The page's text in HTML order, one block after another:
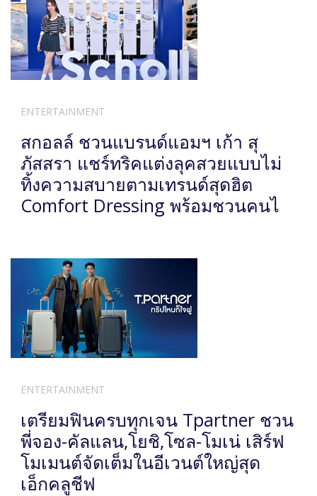
ENTERTAINMENT
สกอลล์ ชวนแบรนด์แอมฯ เก้า สุ
ภัสสรา แชร์ทริคแต่งลุคสวยแบบไม่
ทิ้งความสบายตามเทรนด์สุดฮิต
Comfort Dressing พร้อมชวนคนไ
ENTERTAINMENT
เตรียมฟินครบทุกเจน Tpartner ชวน
พี่จอง-คัลแลน,โยชิ,โซล-โมเน่ เสิร์ฟ
โมเมนต์จัดเต็มในอีเวนต์ใหญ่สุด
เอ็กคลูชีฟ